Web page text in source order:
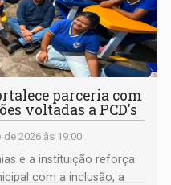
parceria com
voltadas a PCD's
2026 às 19:00
e a instituição reforça
com a inclusão, a